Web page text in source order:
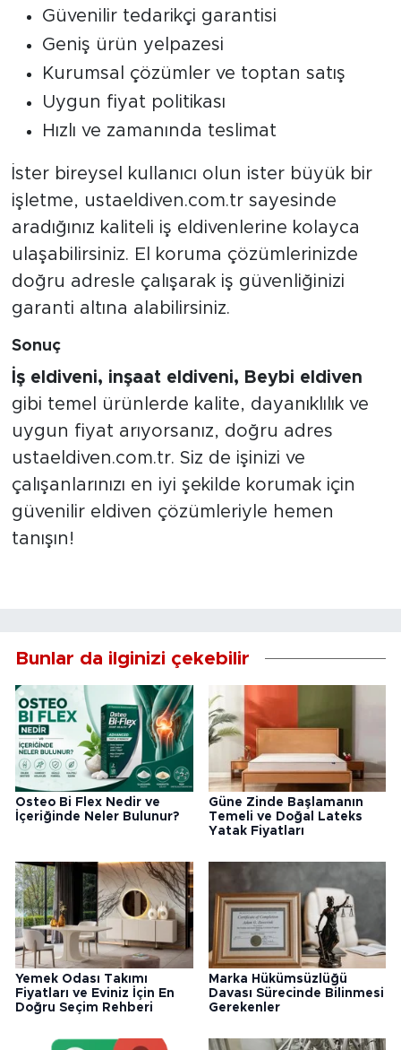
Güvenilir tedarikçi garantisi
Geniş ürün yelpazesi
Kurumsal çözümler ve toptan satış
Uygun fiyat politikası
Hızlı ve zamanında teslimat
İster bireysel kullanıcı olun ister büyük bir
işletme, ustaeldiven.com.tr sayesinde
aradığınız kaliteli iş eldivenlerine kolayca
ulaşabilirsiniz. El koruma çözümlerinizde
doğru adresle çalışarak iş güvenliğinizi
garanti altına alabilirsiniz.
Sonuç
İş eldiveni, inşaat eldiveni, Beybi eldiven
gibi temel ürünlerde kalite, dayanıklılık ve
uygun fiyat arıyorsanız, doğru adres
ustaeldiven.com.tr. Siz de işinizi ve
çalışanlarınızı en iyi şekilde korumak için
güvenilir eldiven çözümleriyle hemen
tanışın!
Bunlar da ilginizi çekebilir
Osteo Bi Flex Nedir ve
İçeriğinde Neler Bulunur?
Güne Zinde Başlamanın
Temeli ve Doğal Lateks
Yatak Fiyatları
Yemek Odası Takımı
Fiyatları ve Eviniz İçin En
Doğru Seçim Rehberi
Marka Hükümsüzlüğü
Davası Sürecinde Bilinmesi
Gerekenler